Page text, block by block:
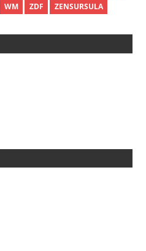
WM ZDF ZENSURSULA